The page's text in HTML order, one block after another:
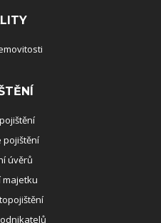
pojištění
úvěrů
majetku